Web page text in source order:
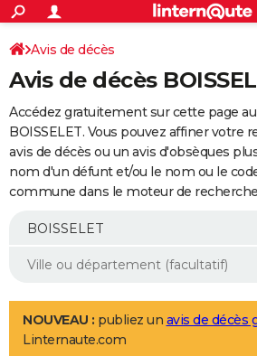
ACTUALITÉS
Politique
Société
Faits Divers
Education
Monde
Villes
+
SPORT
Coupe du monde 2026
Football
Tennis
Cyclisme
Rugby
Forum
Programme TV
TNT
Streaming
Cinéma
Sorties cinéma
Musique
+
FINANCE
Retraite
Epargne
Immobilier
Risques naturels par ville
Banque
Assurance
AUTO
Essais
Réserver un essai
Citadines
Berlines
SUV
Forum auto
+
Mobiles
Meilleur smartphone
Internet
Ordinateurs
Jeux vidéo
Guide high-tech
Aménagement intérieur
LIFESTYLE
Art de vivre
Bien-être
Loisirs
Mode
Modes de vie
Avis de décès
Avis de décès
Accédez gratuitement sur cette page
BOISSELET. Vous pouvez affiner votre
avis de décès ou un avis d'obsèques
nom d'un défunt et/ou le nom ou le
commune dans le moteur de
NOUVEAU : publiez un avis de décès
Linternaute.com